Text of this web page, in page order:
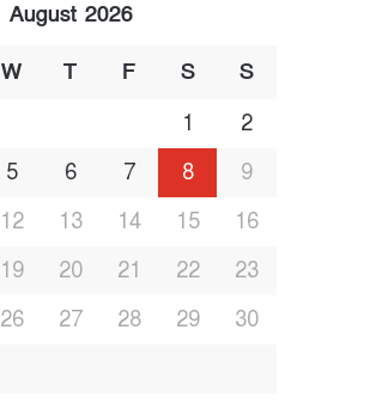
August 2026
W T F S S
1
2
5 6 7 8
9
12 13 14 15
16
19 20 21 22
23
26 27 28 29
30